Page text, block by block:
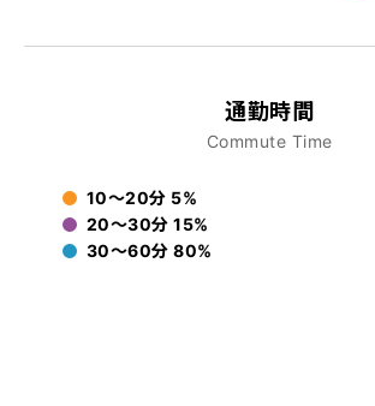
通勤時間
Commute Time
10〜20分 5%
20〜30分 15%
30〜60分 80%